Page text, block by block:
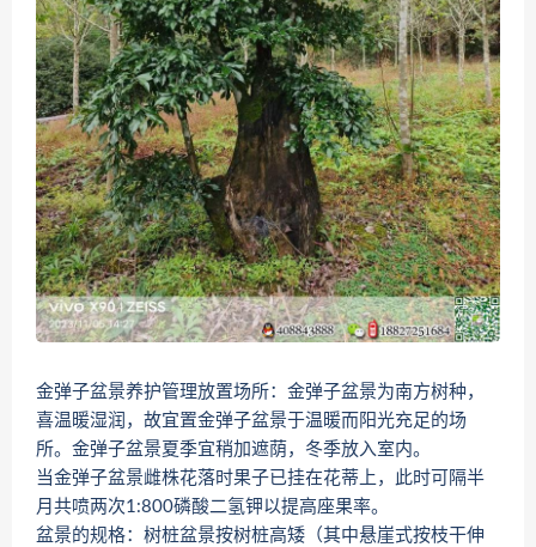
金弹子盆景养护管理放置场所：金弹子盆景为南方树种，
喜温暖湿润，故宜置金弹子盆景于温暖而阳光充足的场
所。金弹子盆景夏季宜稍加遮荫，冬季放入室内。
当金弹子盆景雌株花落时果子已挂在花蒂上，此时可隔半
月共喷两次1:800磷酸二氢钾以提高座果率。
盆景的规格：树桩盆景按树桩高矮（其中悬崖式按枝干伸